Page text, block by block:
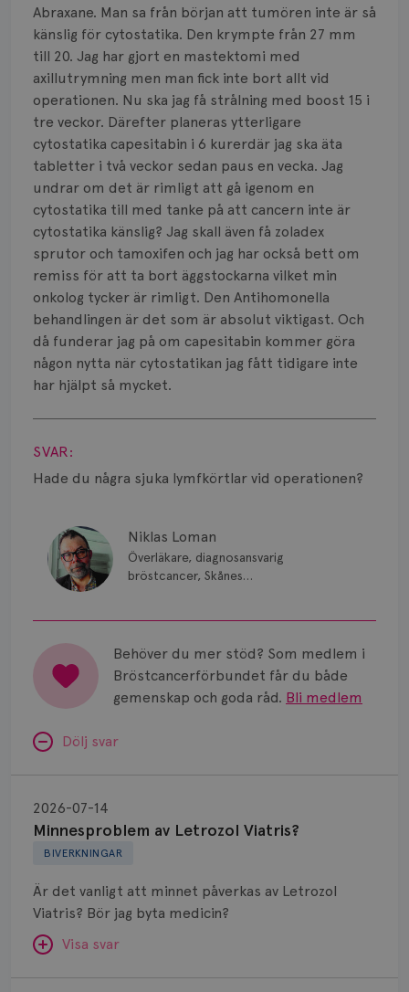
Abraxane. Man sa från början att tumören inte är så
känslig för cytostatika. Den krympte från 27 mm
till 20. Jag har gjort en mastektomi med
axillutrymning men man fick inte bort allt vid
operationen. Nu ska jag få strålning med boost 15 i
tre veckor. Därefter planeras ytterligare
cytostatika capesitabin i 6 kurerdär jag ska äta
tabletter i två veckor sedan paus en vecka. Jag
undrar om det är rimligt att gå igenom en
cytostatika till med tanke på att cancern inte är
cytostatika känslig? Jag skall även få zoladex
sprutor och tamoxifen och jag har också bett om
remiss för att ta bort äggstockarna vilket min
onkolog tycker är rimligt. Den Antihomonella
behandlingen är det som är absolut viktigast. Och
då funderar jag på om capesitabin kommer göra
någon nytta när cytostatikan jag fått tidigare inte
har hjälpt så mycket.
Visa svar
SVAR:
Hade du några sjuka lymfkörtlar vid operationen?
Niklas Loman
Överläkare, diagnosansvarig
bröstcancer, Skånes
Behöver du mer stöd? Som medlem i
Bröstcancerförbundet får du både
gemenskap och goda råd. Bli medlem
Dölj svar
BIVERKNINGAR
Minnesproblem av Letrozol Viatris?
2026-07-14
Är det vanligt att minnet påverkas av Letrozol
Viatris? Bör jag byta medicin?
Visa svar
Letrozol
Viatris?
Bröstvårta
Knöl
Läkemedel
Typ av bröstcancer
Smärta
Prognos
Risker
Spridd bröstcancer
Strålning
Vätska